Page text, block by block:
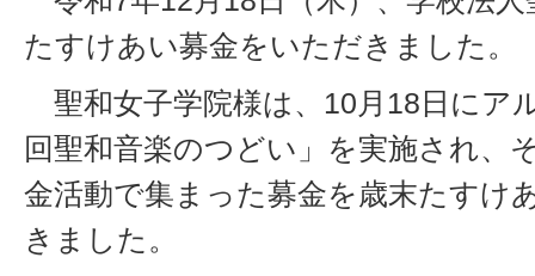
たすけあい募金をいただきました。
聖和女子学院様は、10月18日にア
回聖和音楽のつどい」を実施され、
金活動で集まった募金を歳末たすけ
きました。